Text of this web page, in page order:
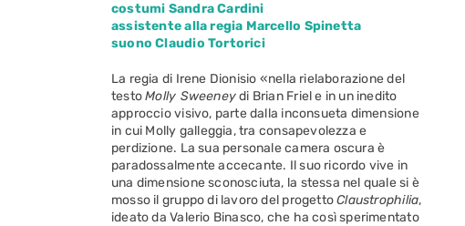
costumi Sandra Cardini
assistente alla regia Marcello Spinetta
suono Claudio Tortorici
La regia di Irene Dionisio «nella rielaborazione del
testoMolly Sweeneydi Brian Friel e in un inedito
approccio visivo, parte dalla inconsueta dimensione
in cui Molly galleggia, tra consapevolezza e
perdizione. La sua personale camera oscura è
paradossalmente accecante. Il suo ricordo vive in
una dimensione sconosciuta, la stessa nel quale si è
mosso il gruppo di lavoro del progettoClaustrophilia,
ideato da Valerio Binasco, che ha così sperimentato